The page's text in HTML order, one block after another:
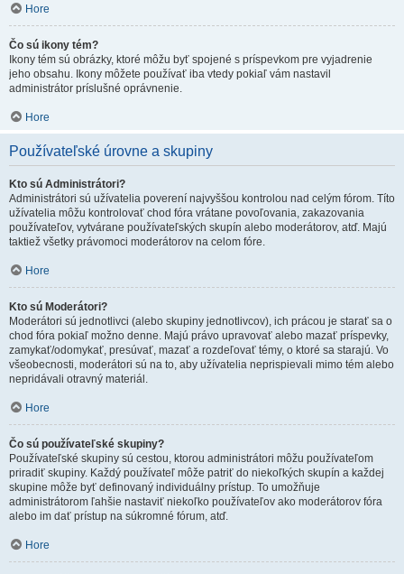
Hore
Čo sú ikony tém?
Ikony tém sú obrázky, ktoré môžu byť spojené s príspevkom pre vyjadrenie
jeho obsahu. Ikony môžete používať iba vtedy pokiaľ vám nastavil
administrátor príslušné oprávnenie.
Hore
Používateľské úrovne a skupiny
Kto sú Administrátori?
Administrátori sú užívatelia poverení najvyššou kontrolou nad celým fórom. Títo
užívatelia môžu kontrolovať chod fóra vrátane povoľovania, zakazovania
používateľov, vytvárane používateľských skupín alebo moderátorov, atď. Majú
taktiež všetky právomoci moderátorov na celom fóre.
Hore
Kto sú Moderátori?
Moderátori sú jednotlivci (alebo skupiny jednotlivcov), ich prácou je starať sa o
chod fóra pokiaľ možno denne. Majú právo upravovať alebo mazať príspevky,
zamykať/odomykať, presúvať, mazať a rozdeľovať témy, o ktoré sa starajú. Vo
všeobecnosti, moderátori sú na to, aby užívatelia neprispievali mimo tém alebo
nepridávali otravný materiál.
Hore
Čo sú používateľské skupiny?
Používateľské skupiny sú cestou, ktorou administrátori môžu používateľom
priradiť skupiny. Každý používateľ môže patriť do niekoľkých skupín a každej
skupine môže byť definovaný individuálny prístup. To umožňuje
administrátorom ľahšie nastaviť niekoľko používateľov ako moderátorov fóra
alebo im dať prístup na súkromné fórum, atď.
Hore